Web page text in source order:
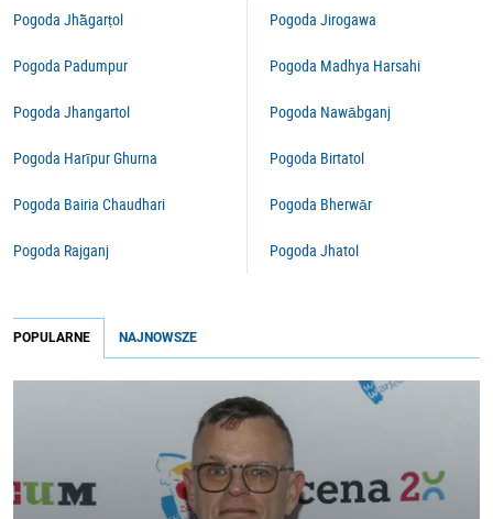
Pogoda Jhā̃garṭol
Pogoda Padumpur
Pogoda Jhangartol
Pogoda Harīpur Ghurna
Pogoda Bairia Chaudhari
Pogoda Rajganj
Pogoda Jirogawa
Pogoda Madhya Harsahi
Pogoda Nawābganj
Pogoda Birtatol
Pogoda Bherwār
Pogoda Jhatol
POPULARNE NAJNOWSZE